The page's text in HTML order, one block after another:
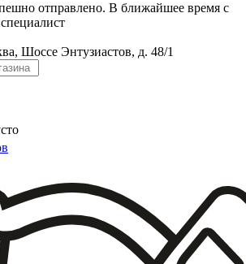
отправлено. В ближайшее время с
Шоссе Энтузиастов, д. 48/1